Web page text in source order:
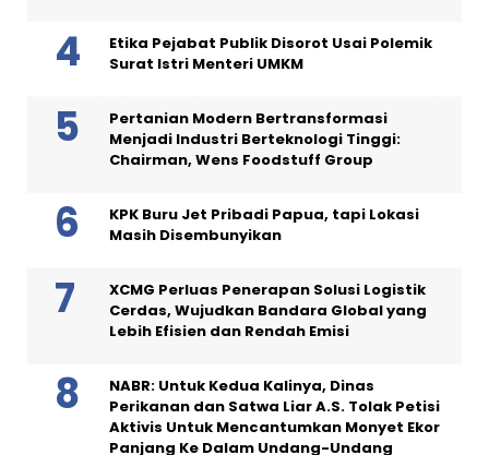
Etika Pejabat Publik Disorot Usai Polemik
Surat Istri Menteri UMKM
Pertanian Modern Bertransformasi
Menjadi Industri Berteknologi Tinggi:
Chairman, Wens Foodstuff Group
KPK Buru Jet Pribadi Papua, tapi Lokasi
Masih Disembunyikan
XCMG Perluas Penerapan Solusi Logistik
Cerdas, Wujudkan Bandara Global yang
Lebih Efisien dan Rendah Emisi
NABR: Untuk Kedua Kalinya, Dinas
Perikanan dan Satwa Liar A.S. Tolak Petisi
Aktivis Untuk Mencantumkan Monyet Ekor
Panjang Ke Dalam Undang-Undang